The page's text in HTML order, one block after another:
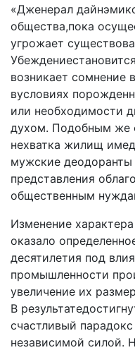
«Дженерал
общества,пока
угрожает
возникает сомнение
вусловиях
или необходимости
духом. Подобным же
нехватка жилищ
мужские
представления
общественным
Изменение
оказало
десятилетия под
промышленности
увеличение их
В
сча­стливый
независи­мой силой.